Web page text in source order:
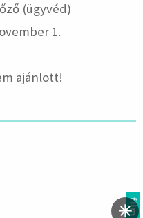
(ügyvéd)
1.
ajánlott!
film